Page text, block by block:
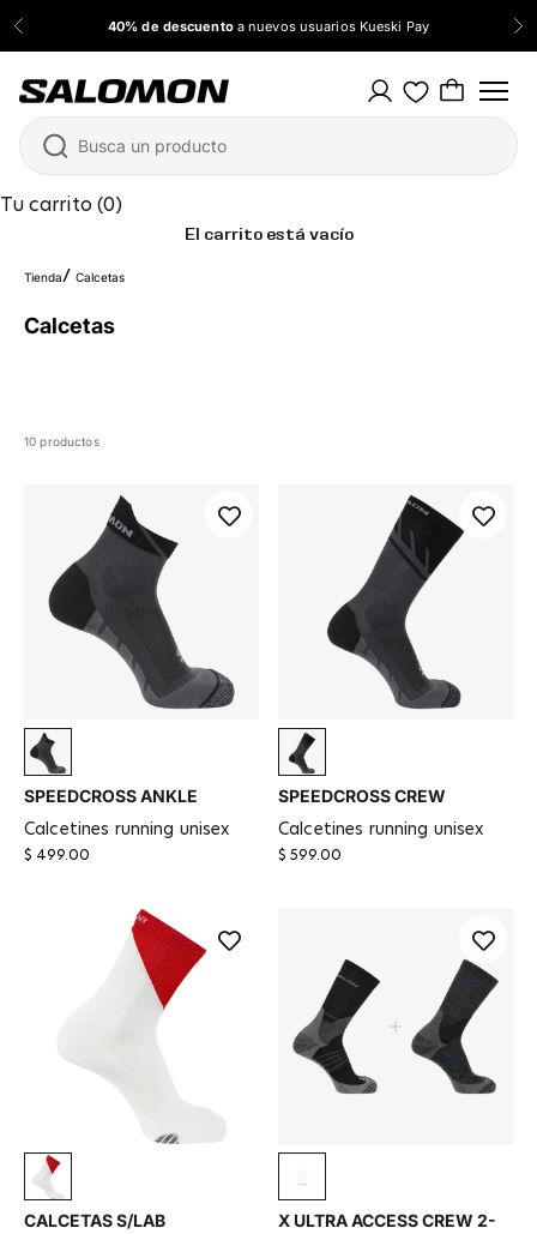
Anterior 40% de descuentoa nuevos usuarios Kueski Pay
Salomon México
Tu carrito (0)
El carrito está vacío
Tienda Calcetas
Calcetas
10 productos
Black / Magnet / Quarry
SPEEDCROSS ANKLE
calcetines running unisex
$ 499.00
Black / Magnet / Quarry
SPEEDCROSS CREW
calcetines running unisex
$ 599.00
Blanco
CALCETAS S/LAB
ANTHRACITE / Black
X ULTRA ACCESS CREW 2-